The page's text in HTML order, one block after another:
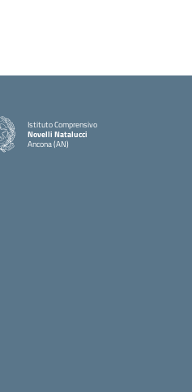
Istituto Comprensivo
Novelli Natalucci
Ancona (AN)